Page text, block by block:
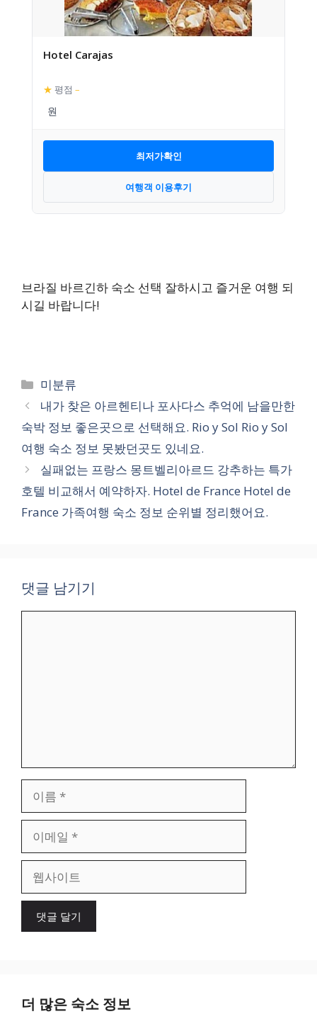
Hotel Carajas
★ 평점 –
최저가확인
여행객 이용후기
브라질 바르긴하 숙소 선택 잘하시고 즐거운 여행 되
시길 바랍니다!
카
테
고
리
미분류
내가 찾은 아르헨티나 포사다스 추억에 남을만한
숙박 정보 좋은곳으로 선택해요. Rio y Sol Rio y Sol
여행 숙소 정보 못봤던곳도 있네요.
실패없는 프랑스 몽트벨리아르드 강추하는 특가
호텔 비교해서 예약하자. Hotel de France Hotel de
France 가족여행 숙소 정보 순위별 정리했어요.
댓글 남기기
일
이
더 많은 숙소 정보